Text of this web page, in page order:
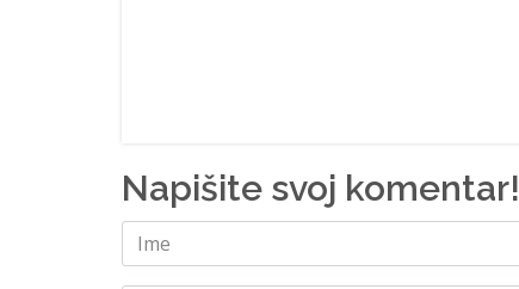
Napišite svoj komentar!